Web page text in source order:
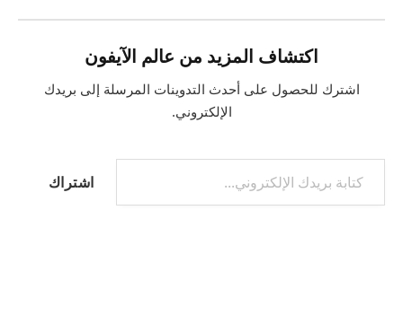
اكتشاف المزيد من عالم الآيفون
اشترك للحصول على أحدث التدوينات المرسلة إلى بريدك
الإلكتروني.
كتابة بريدك الإلكتروني...
اشتراك